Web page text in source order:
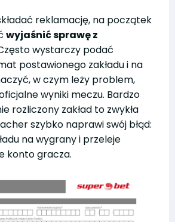
reklamację, na początek
wyjaśnić sprawę z
wystarczy podać
postawionego zakładu i na
w czym leży problem,
wyniki meczu. Bardzo
rozliczony zakład to zwykła
szybko naprawi swój błąd:
na wygrany i przeleje
konto gracza.